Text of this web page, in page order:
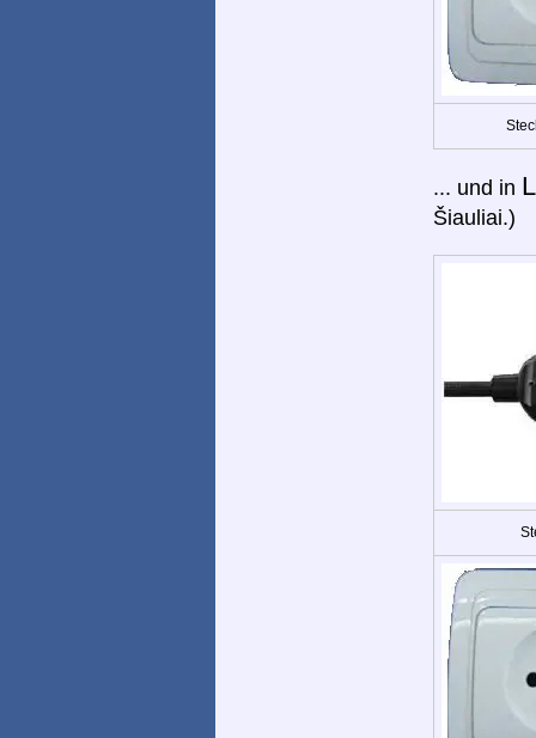
... und in
Šiauliai.)